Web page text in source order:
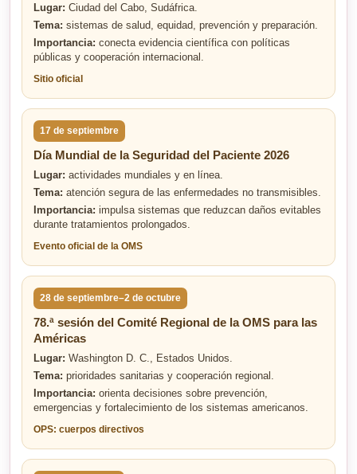
Lugar: Ciudad del Cabo, Sudáfrica.
Tema: sistemas de salud, equidad, prevención y preparación.
Importancia: conecta evidencia científica con políticas
públicas y cooperación internacional.
Sitio oficial
17 de septiembre
Día Mundial de la Seguridad del Paciente 2026
Lugar: actividades mundiales y en línea.
Tema: atención segura de las enfermedades no transmisibles.
Importancia: impulsa sistemas que reduzcan daños evitables
durante tratamientos prolongados.
Evento oficial de la OMS
28 de septiembre–2 de octubre
78.ª sesión del Comité Regional de la OMS para las
Américas
Lugar: Washington D. C., Estados Unidos.
Tema: prioridades sanitarias y cooperación regional.
Importancia: orienta decisiones sobre prevención,
emergencias y fortalecimiento de los sistemas americanos.
OPS: cuerpos directivos